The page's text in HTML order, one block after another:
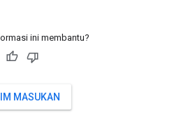
ini membantu?
MASUKAN